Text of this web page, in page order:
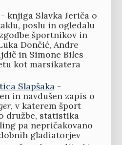
knjiga Slavka Jeriča o
poslu in ogledalu
športnikov in
Dončić, Andre
in Simone Biles
kot marsikatera
Slapšaka-
in navdušen zapis o
, v katerem šport
družbe, statistika
pa nepričakovano
gladiatorjev